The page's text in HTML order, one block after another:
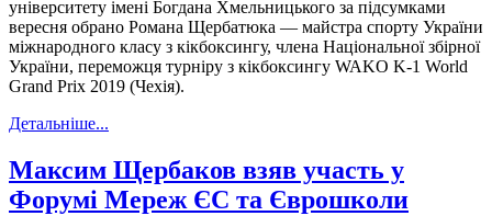
університету імені Богдана Хмельницького за підсумками
вересня обрано Романа Щербатюка — майстра спорту України
міжнародного класу з кікбоксингу, члена Національної збірної
України, переможця турніру з кікбоксингу WAKO K-1 World
Grand Prix 2019 (Чехія).
Детальніше...
Максим Щербаков взяв участь у
Форумі Мереж ЄС та Єврошколи